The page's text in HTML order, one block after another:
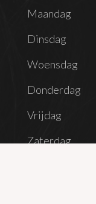
Dag
Maandag
Dinsdag
Woensdag
Donderdag
Vrijdag
Zaterdag